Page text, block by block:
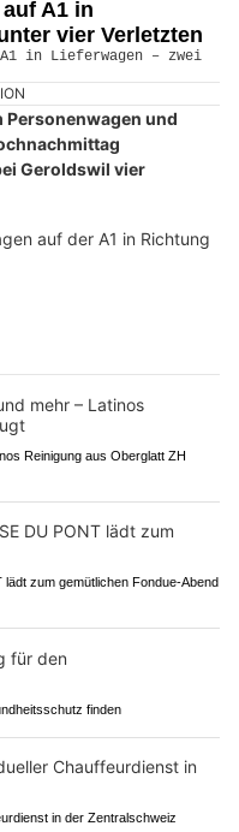
A1 in
vier Verletzten
Personenwagen und
Geroldswil vier
auf der A1 in Richtung
Reinigung aus Oberglatt ZH
zum gemütlichen Fondue-Abend
finden
in der Zentralschweiz